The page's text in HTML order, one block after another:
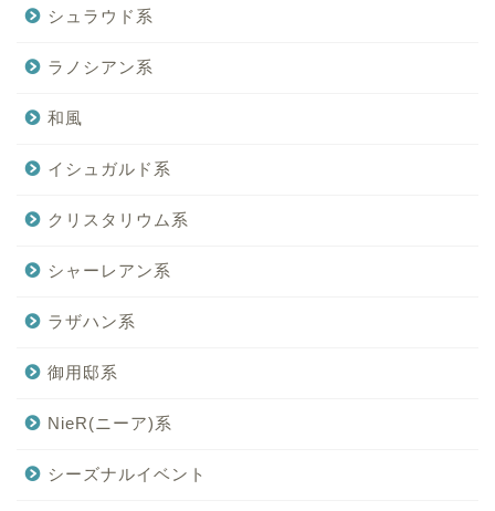
シュラウド系
ラノシアン系
和風
イシュガルド系
クリスタリウム系
シャーレアン系
ラザハン系
御用邸系
NieR(ニーア)系
シーズナルイベント